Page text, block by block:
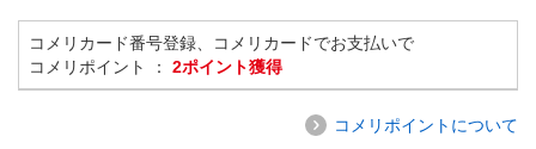
コメリカード番号登録、コメリカードでお支払いで
コメリポイント ： 2ポイント獲得
コメリポイントについて